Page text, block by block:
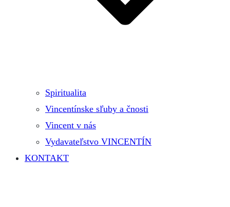
Spiritualita
Vincentínske sľuby a čnosti
Vincent v nás
Vydavateľstvo VINCENTÍN
KONTAKT